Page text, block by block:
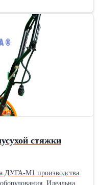
✅
исключает попадание
чистой. ✅
размещения автоматики,
скважину теперь
✅ Долговечность.
лет. Поставили и
стяжки
ДУГА-М1 производства
Идеальна